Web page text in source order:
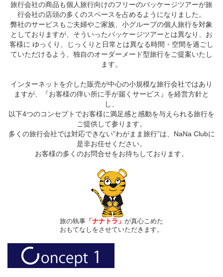
旅行会社の商品も個人旅行向けのフリーのパッケージツアーが旅
行会社の店頭の多くのスペースを占めるようになりました。
弊社のサービスもご夫婦やご家族、小グループの個人旅行を対象
としておりますが、そういったパッケージツアーとは異なり、お
客様に ゆっくり、じっくりと日常とは異なる時間・空間を過ごし
ていただけるよう、独自のオーダーメード型旅行をご提案いたし
ます。
インターネットを介した販売が中心の小規模な旅行会社ではあり
ますが、『お客様の痒い所に手が届くサービス』を経営方針と
し、
以下4つのコンセプトでお客様に満足感と感動を与えられる旅行を
ご提供して参ります。
多くの旅行会社では対応できない”わがまま旅行”は、NaNa Clubに
是非お任せください。
お客様の多くのお問合せをお待ちしております。
旅の執事 「ナナトラ」 が真心こめた
おもてなしをさせていただきます。